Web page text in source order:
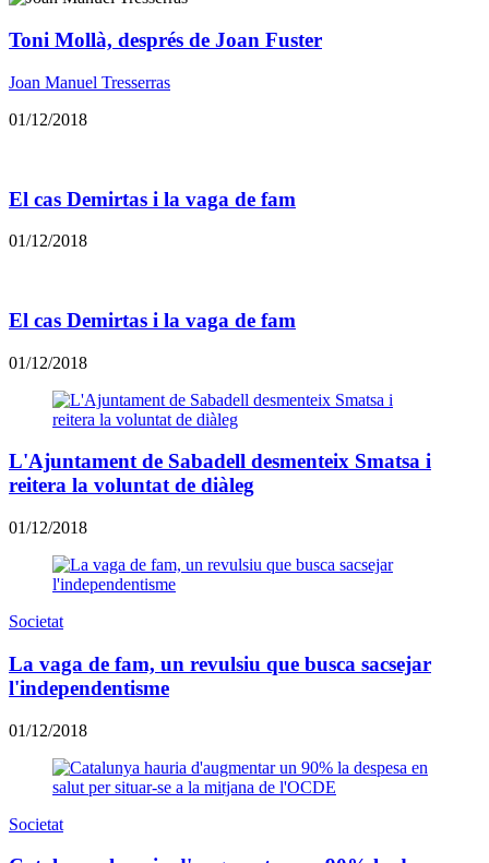
Toni Mollà, després de Joan Fuster
Joan Manuel Tresserras
01/12/2018
El cas Demirtas i la vaga de fam
01/12/2018
El cas Demirtas i la vaga de fam
01/12/2018
L'Ajuntament de Sabadell desmenteix Smatsa i
reitera la voluntat de diàleg
01/12/2018
Societat
La vaga de fam, un revulsiu que busca sacsejar
l'independentisme
01/12/2018
Societat